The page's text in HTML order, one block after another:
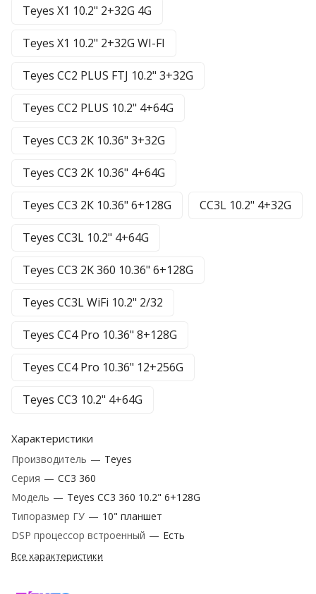
Teyes X1 10.2" 2+32G 4G
Teyes X1 10.2" 2+32G WI-FI
Teyes CC2 PLUS FTJ 10.2" 3+32G
Teyes CC2 PLUS 10.2" 4+64G
Teyes CC3 2К 10.36" 3+32G
Teyes CC3 2К 10.36" 4+64G
Teyes CC3 2К 10.36" 6+128G CC3L 10.2" 4+32G
Teyes CC3L 10.2" 4+64G
Teyes CC3 2K 360 10.36" 6+128G
Teyes CC3L WiFi 10.2" 2/32
Teyes CC4 Pro 10.36" 8+128G
Teyes CC4 Pro 10.36" 12+256G
Teyes CC3 10.2" 4+64G
Характеристики
Производитель — Teyes
Серия — CC3 360
Модель — Teyes CC3 360 10.2" 6+128G
Типоразмер ГУ — 10" планшет
DSP процессор встроенный — Есть
Все характеристики